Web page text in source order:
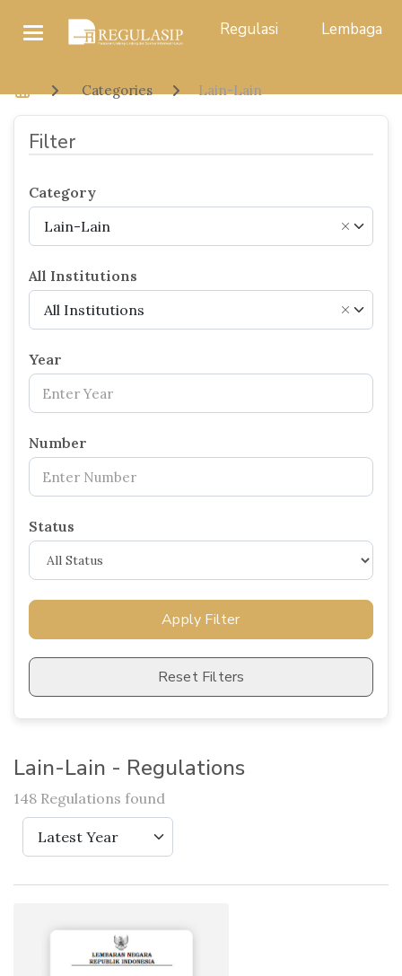
Regulasi Lembaga
Categories Lain-Lain
Filter
Category
×
Lain-Lain
All Institutions
×
All Institutions
Year
Number
Status
Apply Filter
Reset Filters
Lain-Lain - Regulations
148 Regulations found
Latest Year